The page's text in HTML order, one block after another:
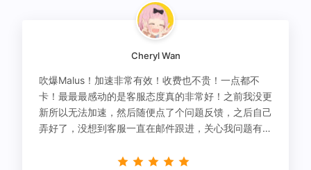
Cheryl Wan
吹爆Malus！加速非常有效！收费也不贵！一点都不
卡！最最最感动的是客服态度真的非常好！之前我没更
新所以无法加速，然后随便点了个问题反馈，之后自己
弄好了，没想到客服一直在邮件跟进，关心我问题有没